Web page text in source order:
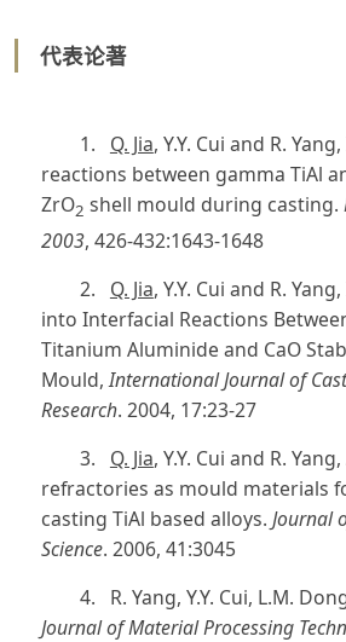
代表论著
1. Q. Jia, Y.Y. Cui and R.
reactions between gamma TiAl
ZrO2 shell mould during casting.
2003, 426-432:1643-1648
2. Q. Jia, Y.Y. Cui and R.
into Interfacial Reactions
Titanium Aluminide and CaO
Mould,International Journal of
Research. 2004, 17:23-27
3. Q. Jia, Y.Y. Cui and R.
refractories as mould materials
casting TiAl based alloys. Journal
Science. 2006, 41:3045
4. R. Yang, Y.Y. Cui, L.M.
Journal of Material Processing